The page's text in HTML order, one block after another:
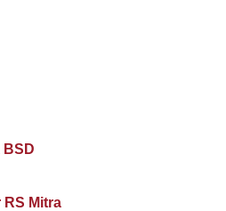
BSD
RS Mitra